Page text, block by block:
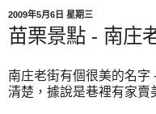
2009年5月6日 星期三
苗栗景點 - 南庄
南庄老街有個很美的名字
清楚，據說是巷裡有家賣